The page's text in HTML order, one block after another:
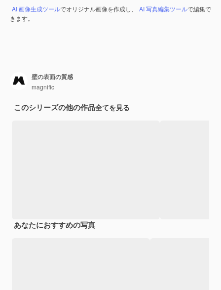
AI 画像生成ツールでオリジナル画像を作成し、 AI 写真編集ツールで編集で
きます。
壁の表面の質感
magnific
このシリーズの他の作品全てを見る
あなたにおすすめの写真